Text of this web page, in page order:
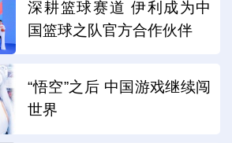
深耕篮球赛道 伊利成为中
国篮球之队官方合作伙伴
“悟空”之后 中国游戏继续闯
世界